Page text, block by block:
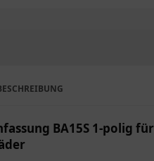
BA15S 1-polig für